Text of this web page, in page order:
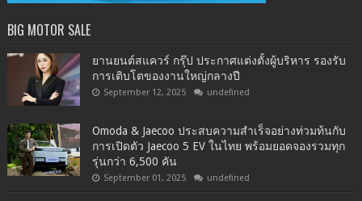
BIG MOTOR SALE
ยานยนต์สแควร์ กรุ๊ป ประกาศแต่งตั้งผู้บริหาร รองรับ
การเติบโตของงานใหญ่กลางปี
September 12, 2025 undefined
Omoda & Jaecoo ประสบความสำเร็จอย่างท่วมท้นกับ
การเปิดตัว Jaecoo 5 EV ในไทย พร้อมยอดจองรวมทุก
รุ่นกว่า 6,500 คัน
September 01, 2025 undefined